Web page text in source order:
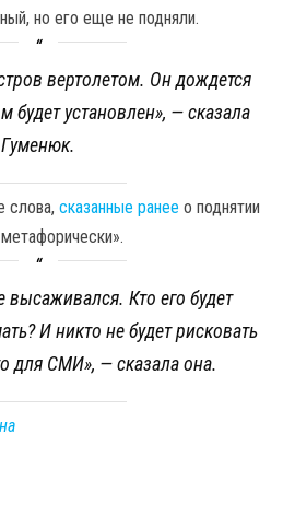
но его еще не подняли.
вертолетом. Он дождется
будет установлен», — сказала
Гуменюк.
слова, сказанные ранее о поднятии
высаживался. Кто его будет
И никто не будет рисковать
для СМИ», — сказала она.